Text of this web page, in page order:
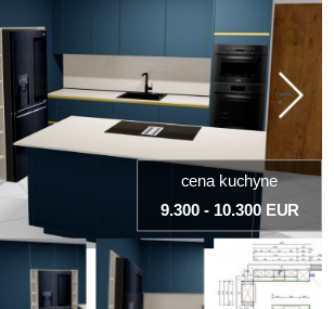
cena kuchyne
9.300 - 10.300 EUR